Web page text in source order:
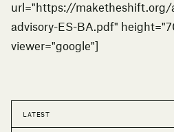
url="https://
advisory-ES-BA.pdf"
viewer="google"]
LATEST